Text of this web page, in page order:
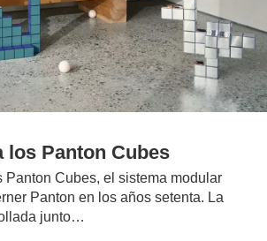
los Panton Cubes
Panton Cubes, el sistema modular
Panton en los años setenta. La
junto…